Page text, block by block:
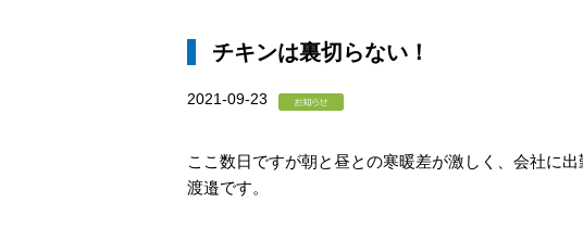
チキンは裏切らない！
2021-09-23
ここ数日ですが朝と昼との寒暖差が激しく、会社に
渡邉です。